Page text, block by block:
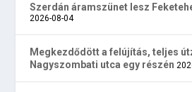
Szerdán áramszünet lesz
2026-08-04
Megkezdődött a felújítás, teljes
Nagyszombati utca egy részén